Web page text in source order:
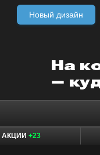
Новый дизайн
АКЦИИ +23